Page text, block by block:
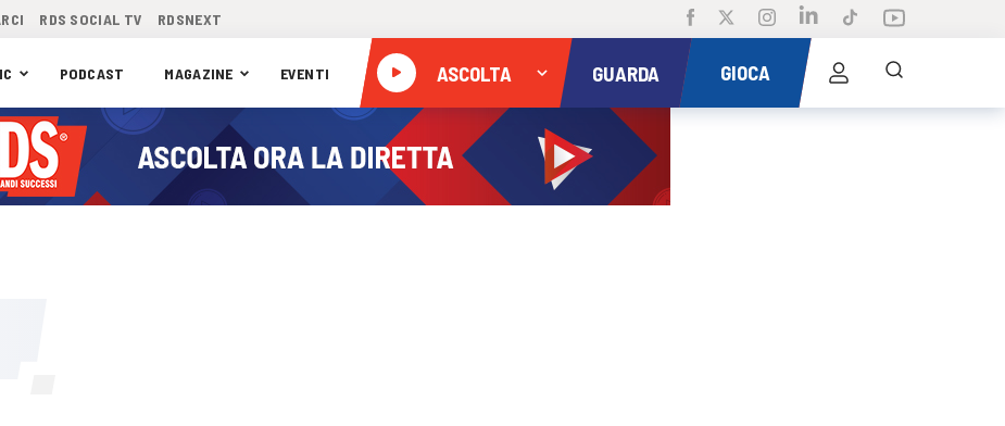
RDS SOCIAL TV RDSNEXT
PODCAST MAGAZINE EVENTI ASCOLTA GUARDA GIOCA